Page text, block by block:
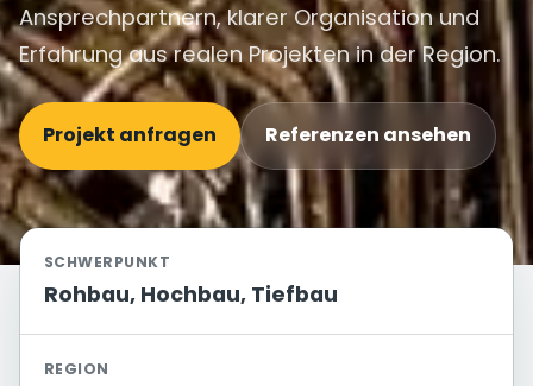
Ansprechpartnern, klarer Organisation und
Erfahrung aus realen Projekten in der Region.
Projekt anfragen Referenzen ansehen
SCHWERPUNKT
Rohbau, Hochbau, Tiefbau
REGION